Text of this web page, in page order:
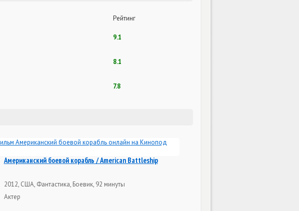
Рейтинг
9.1
8.1
7.8
Американский боевой корабль / American Battleship
2012, США, Фантастика, Боевик, 92 минуты
Актер